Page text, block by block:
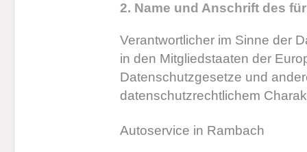
2. Name und Anschrift des
Verantwortlicher im Sinne der
in den Mitgliedstaaten der
Datenschutzgesetze und
datenschutzrechtlichem
Autoservice in Rambach